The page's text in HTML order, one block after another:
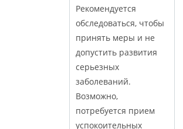
Рекомендуется
обследоваться, чтобы
принять меры и не
допустить развития
серьезных
заболеваний.
Возможно,
потребуется прием
успокоительных